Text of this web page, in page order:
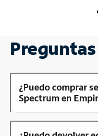
¿Puedo comprar
Spectrum en